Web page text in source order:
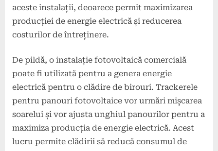
aceste instalații, deoarece permit maximizarea
producției de energie electrică și reducerea
costurilor de întreținere.
De pildă, o instalație fotovoltaică comercială
poate fi utilizată pentru a genera energie
electrică pentru o clădire de birouri. Trackerele
pentru panouri fotovoltaice vor urmări mișcarea
soarelui și vor ajusta unghiul panourilor pentru a
maximiza producția de energie electrică. Acest
lucru permite clădirii să reducă consumul de